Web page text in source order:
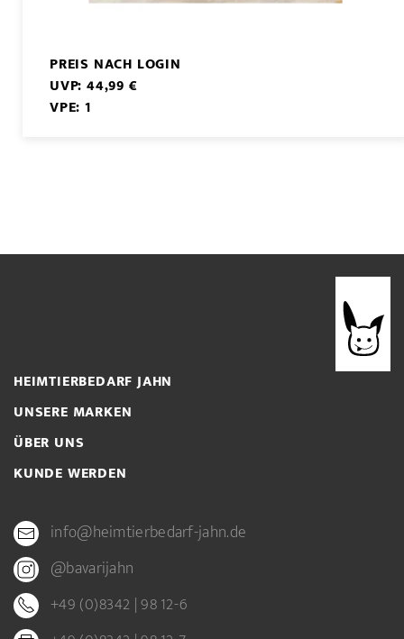
PREIS NACH LOGIN
UVP: 44,99 €
VPE: 1
HEIMTIERBEDARF JAHN
UNSERE MARKEN
ÜBER UNS
KUNDE WERDEN
info@heimtierbedarf-jahn.de
@bavarijahn
+49 (0)8342 | 98 12-6